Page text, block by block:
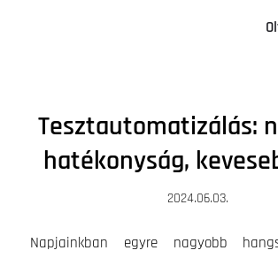
Tesztautomatizálás:
hatékonyság,
2024.06.03.
Napjainkban egyre nagyobb